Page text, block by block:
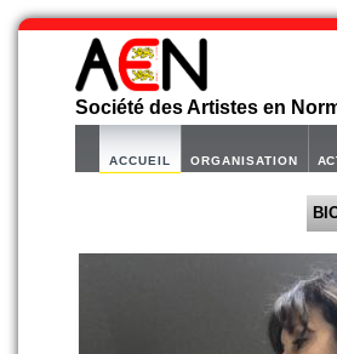
Société des Artistes en
ACCUEIL ORGANISATION